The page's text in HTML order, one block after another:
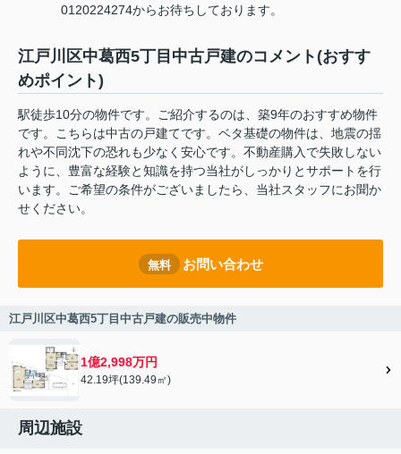
0120224274からお待ちしております。
江戸川区中葛西5丁目中古戸建のコメント(おすす
めポイント)
駅徒歩10分の物件です。ご紹介するのは、築9年のおすすめ物件
です。こちらは中古の戸建てです。ベタ基礎の物件は、地震の揺
れや不同沈下の恐れも少なく安心です。不動産購入で失敗しない
ように、豊富な経験と知識を持つ当社がしっかりとサポートを行
います。ご希望の条件がございましたら、当社スタッフにお聞か
せください。
無料 お問い合わせ
江戸川区中葛西5丁目中古戸建の販売中物件
1億2,998万円
42.19坪(139.49㎡)
周辺施設